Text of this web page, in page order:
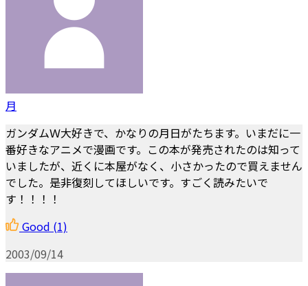
月
ガンダムＷ大好きで、かなりの月日がたちます。いまだに一
番好きなアニメで漫画です。この本が発売されたのは知って
いましたが、近くに本屋がなく、小さかったので買えません
でした。是非復刻してほしいです。すごく読みたいで
す！！！！
Good (1)
2003/09/14